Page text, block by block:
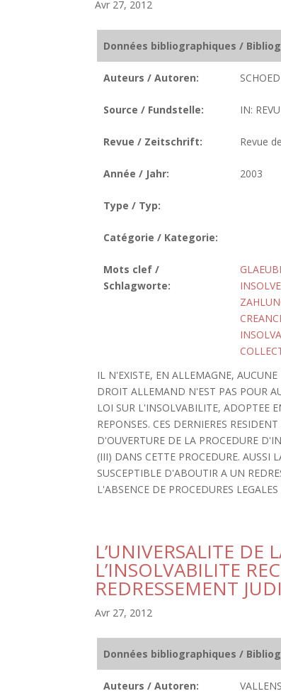
Avr 27, 2012
Données bibliographiques /
Auteurs / Autoren:
Source / Fundstelle: IN:
Revue / Zeitschrift: Revue
Année / Jahr: 2003
Type / Typ:
Catégorie / Kategorie:
Mots clef /
Schlagworte:
IL N'EXISTE, EN ALLEMAGNE,
DROIT ALLEMAND N'EST PAS POUR
LOI SUR L'INSOLVABILITE, ADOPTEE
REPONSES. CES DERNIERES
D'OUVERTURE DE LA PROCEDURE
(III) DANS CETTE PROCEDURE. AUSSI
SUSCEPTIBLE D'ABOUTIR A UN
L'ABSENCE DE PROCEDURES
L’UNIVERSALITE DE
L’INSOLVABILITE
REDRESSEMENT
Avr 27, 2012
Données bibliographiques /
Auteurs / Autoren: